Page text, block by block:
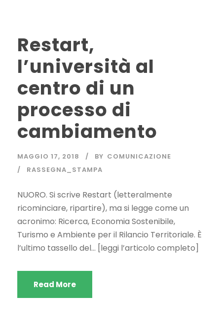
Restart,
l’università al
centro di un
processo di
cambiamento
MAGGIO 17, 2018 BY COMUNICAZIONE
RASSEGNA_STAMPA
NUORO. Si scrive Restart (letteralmente
ricominciare, ripartire), ma si legge come un
acronimo: Ricerca, Economia Sostenibile,
Turismo e Ambiente per il Rilancio Territoriale. È
l’ultimo tassello del… [leggi l’articolo completo]
Read More